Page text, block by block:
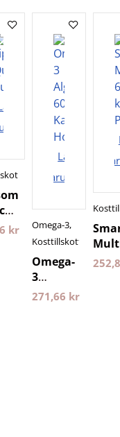
i
kr
Lägg i
varukorgen
Omega-3,
Kosttillskott
Omega-
3
Algolja
271,66 kr